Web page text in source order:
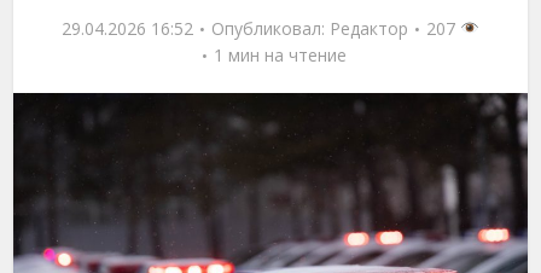
29.04.2026 16:52 Опубликовал: Редактор
207
1 мин на чтение